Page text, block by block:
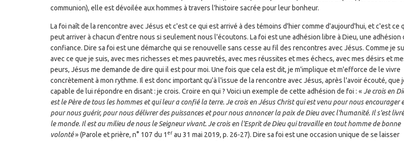
communion), elle est dévoilée aux hommes à travers l'histoire sacrée pour leur bonheur.
La foi naît de la rencontre avec Jésus et c'est ce qui est arrivé à des témoins d'hier comme d'aujourd'hui, et c'est ce
peut arriver à chacun d'entre nous si seulement nous l'écoutons. La foi est une adhésion libre à Dieu, une adhésion
confiance. Dire sa foi est une démarche qui se renouvelle sans cesse au fil des rencontres avec Jésus. Comme je
avec ce que je suis, avec mes richesses et mes pauvretés, avec mes réussites et mes échecs, avec mes désirs et
peurs, Jésus me demande de dire qui il est pour moi. Une fois que cela est dit, je m'implique et m'efforce de le vivre
concrètement à mon rythme. Il est donc important qu'à l'issue de la rencontre avec Jésus, après l'avoir écouté, que
capable de lui répondre en disant : je crois. Croire en qui ? Voici un exemple de cette adhésion de foi : «Je crois en
est le Père de tous les hommes et qui leur a confié la terre. Je crois en Jésus Christ qui est venu pour nous encourager
pour nous guérir, pour nous délivrer des puissances et pour nous annoncer la paix de Dieu avec l'humanité. Il s'est
le monde. Il est au milieu de nous le Seigneur vivant. Je crois en l'Esprit de Dieu qui travaille en tout homme de bonne
volonté» (Parole et prière, n° 107 du 1 er au 31 mai 2019, p. 26-27). Dire sa foi est une occasion unique de se laisser